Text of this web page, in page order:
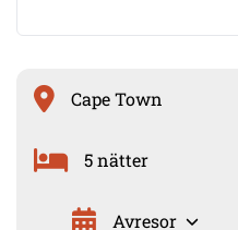
Cape Town
5 nätter
Avresor